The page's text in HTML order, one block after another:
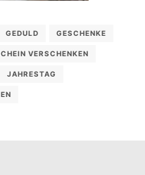
GEDULD GESCHENKE
VERSCHENKEN
JAHRESTAG